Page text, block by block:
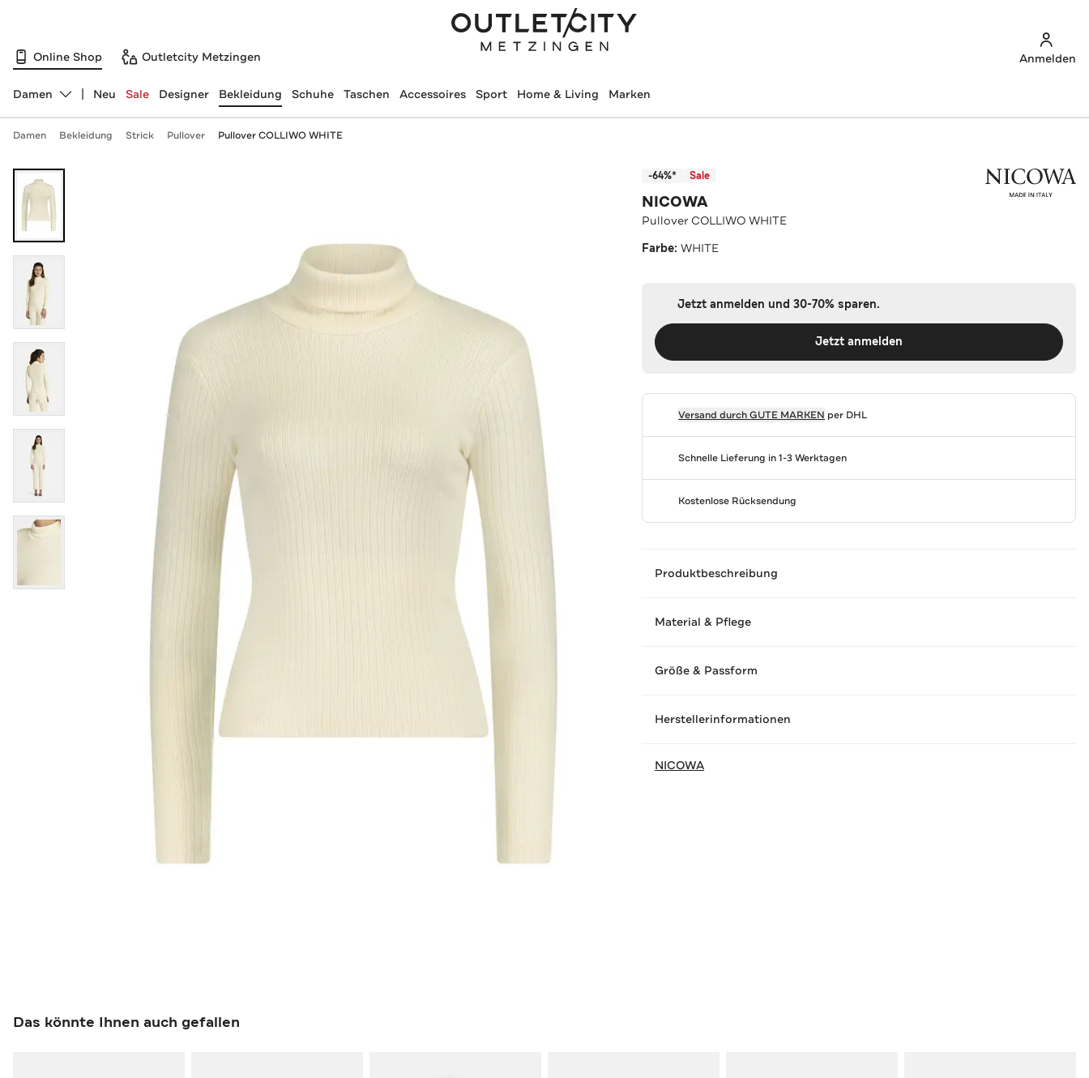
Online Shop Outletcity Metzingen Anmelden
Abteilung ändern, ausgewählt:
Damen Neu Sale Designer Bekleidung Schuhe Taschen Accessoires Sport Home & Living Marken
Damen Bekleidung Strick Pullover Pullover COLLIWO WHITE
-64%* Sale
NICOWA
Pullover COLLIWO WHITE
Farbe:WHITE
Jetzt anmelden und 30-70% sparen.
Jetzt anmelden
Versand durchGUTE MARKEN per DHL
Schnelle Lieferung in 1-3 Werktagen
Kostenlose Rücksendung
Produktbeschreibung
Material & Pflege
Größe & Passform
Herstellerinformationen
NICOWA
Das könnte Ihnen auch gefallen